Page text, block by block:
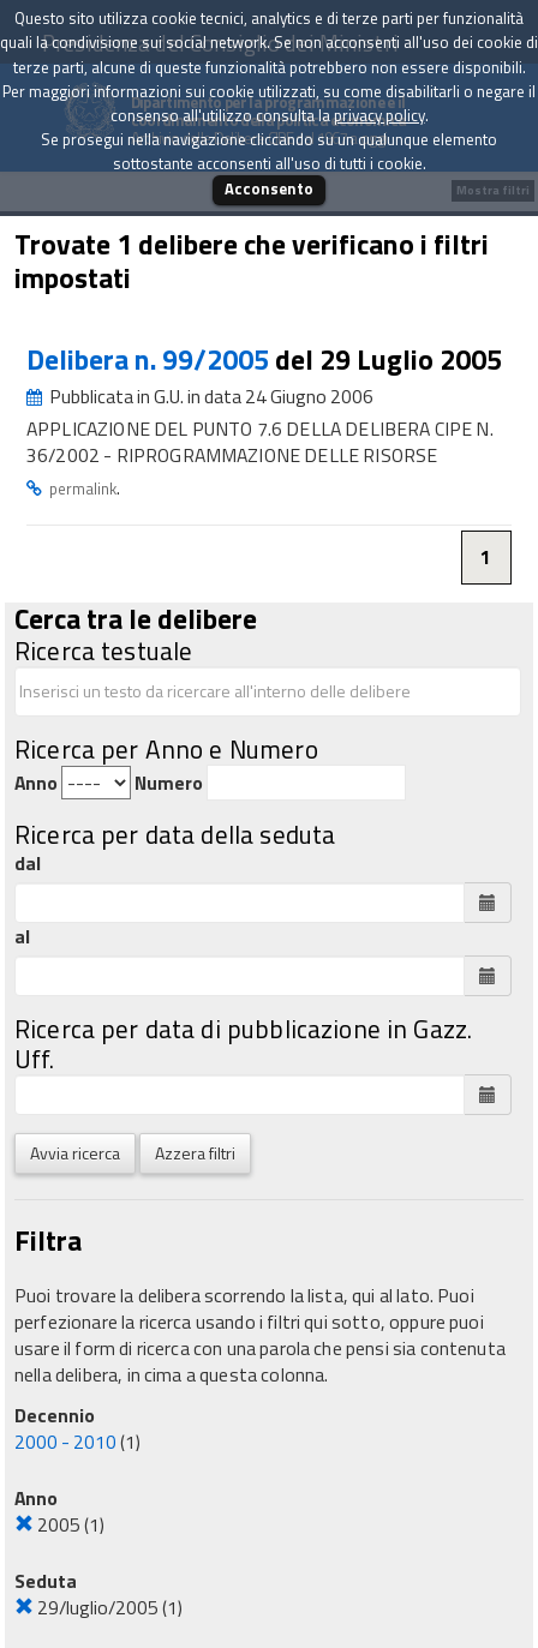
Presidenza del Consiglio dei Ministri
Dipartimento per la programmazione e il
coordinamento della politica economica
Archivio delle Delibere CIPE dal 1967 a oggi
Trovate 1 delibere che verificano i filtri
impostati
Delibera n. 99/2005 del 29 Luglio 2005
Pubblicata in G.U. in data 24 Giugno 2006
APPLICAZIONE DEL PUNTO 7.6 DELLA DELIBERA CIPE N.
36/2002 - RIPROGRAMMAZIONE DELLE RISORSE
permalink.
1
Cerca tra le delibere
Ricerca testuale
Ricerca per Anno e Numero
Anno Numero
Ricerca per data della seduta
dal
al
Ricerca per data di pubblicazione in Gazz.
Uff.
Avvia ricerca Azzera filtri
Filtra
Puoi trovare la delibera scorrendo la lista, qui al lato. Puoi
perfezionare la ricerca usando i filtri qui sotto, oppure puoi
usare il form di ricerca con una parola che pensi sia contenuta
nella delibera, in cima a questa colonna.
Decennio
2000 - 2010(1)
Anno
2005(1)
Seduta
29/luglio/2005(1)
Mostra filtri
Questo sito utilizza cookie tecnici, analytics e di terze parti per funzionalità
quali la condivisione sui social network. Se non acconsenti all'uso dei cookie di
terze parti, alcune di queste funzionalità potrebbero non essere disponibili.
Per maggiori informazioni sui cookie utilizzati, su come disabilitarli o negare il
consenso all'utilizzo consulta laprivacy policy.
Se prosegui nella navigazione cliccando su un qualunque elemento
sottostante acconsenti all'uso di tutti i cookie.
Acconsento